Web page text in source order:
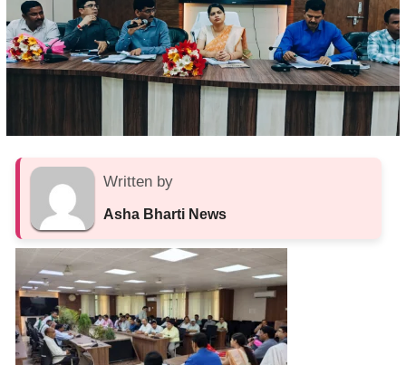
Written by
Asha Bharti News